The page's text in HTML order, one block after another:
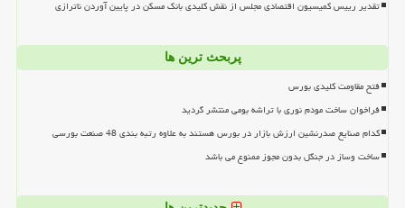
تقدیر رییس کمیسیون اقتصادی مجلس از نقش کلیدی بانک مسکن در پایین آوردن ناترازی
پربحث ترین ها
فتح مقاومت کلیدی بورس
فراخوان ساخت مودم نوری با تراشه بومی منتشر گردید
کدام صنایع صدرنشین ارزش بازار در بورس هستند به علاوه رتبه بندی 48 صنعت بورسی
ساخت وساز در جنگل بدون مجوز ممنوع می باشد